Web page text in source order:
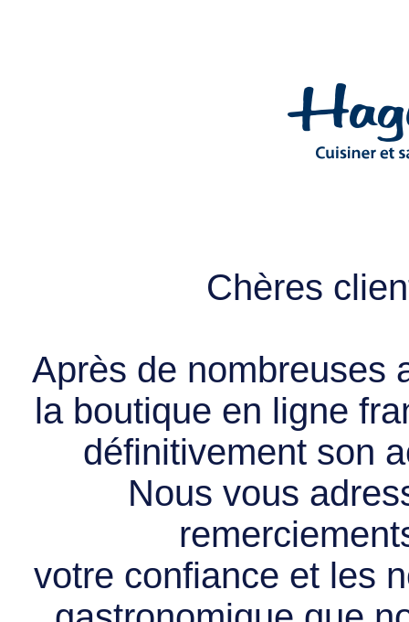
Chères
Après de nombreuses
la boutique en ligne
définitivement son
Nous vous
votre confiance et les